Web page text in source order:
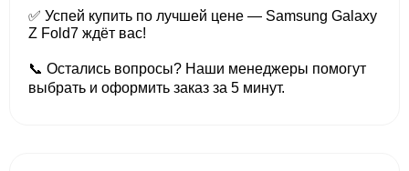
✅ Успей купить по лучшей цене — Samsung Galaxy
Z Fold7 ждёт вас!
📞 Остались вопросы? Наши менеджеры помогут
выбрать и оформить заказ за 5 минут.